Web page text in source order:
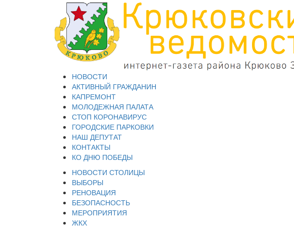
НОВОСТИ
АКТИВНЫЙ ГРАЖДАНИН
КАПРЕМОНТ
МОЛОДЕЖНАЯ ПАЛАТА
СТОП КОРОНАВИРУС
ГОРОДСКИЕ ПАРКОВКИ
НАШ ДЕПУТАТ
КОНТАКТЫ
КО ДНЮ ПОБЕДЫ
НОВОСТИ СТОЛИЦЫ
ВЫБОРЫ
РЕНОВАЦИЯ
БЕЗОПАСНОСТЬ
МЕРОПРИЯТИЯ
ЖКХ